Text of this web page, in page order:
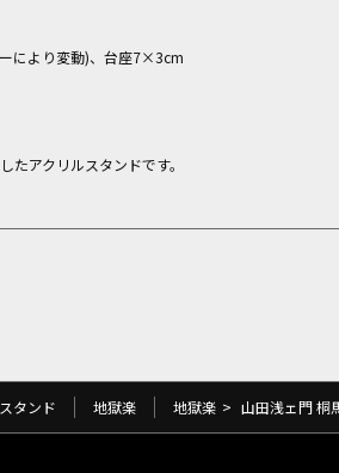
により変動)、台座7×3cm
たアクリルスタンドです。
タンド 地獄楽 地獄楽 > 山田浅ェ門 桐